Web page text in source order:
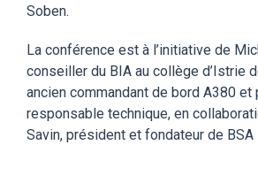
Soben.
La conférence est à l’initiative de
conseiller du BIA au collège d’Istrie
ancien commandant de bord A380 et
responsable technique, en
Savin, président et fondateur de BSA